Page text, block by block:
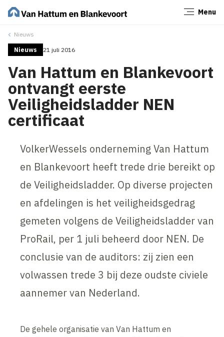
Menu
Nieuws
Nieuws 21 juli 2016
Van Hattum en Blankevoort
ontvangt eerste
Veiligheidsladder NEN
certificaat
VolkerWessels onderneming Van Hattum
en Blankevoort heeft trede drie bereikt op
de Veiligheidsladder. Op diverse projecten
en afdelingen is het veiligheidsgedrag
gemeten volgens de Veiligheidsladder van
ProRail, per 1 juli beheerd door NEN. De
conclusie van de auditors: zij zien een
volwassen trede 3 bij deze oudste civiele
aannemer van Nederland.
De gehele organisatie van Van Hattum en
Sluiten